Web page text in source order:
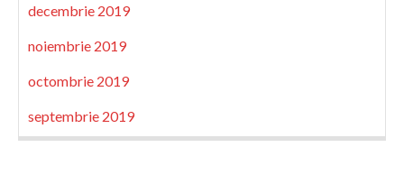
decembrie 2019
noiembrie 2019
octombrie 2019
septembrie 2019